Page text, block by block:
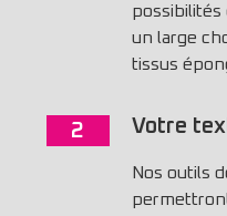
possibilités
un large
tissus
2 Votre
Nos outils